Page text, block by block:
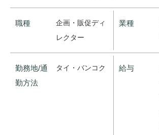
職種
企画・販促ディ
レクター
業種
勤務地/通
勤方法
タイ・バンコク 給与